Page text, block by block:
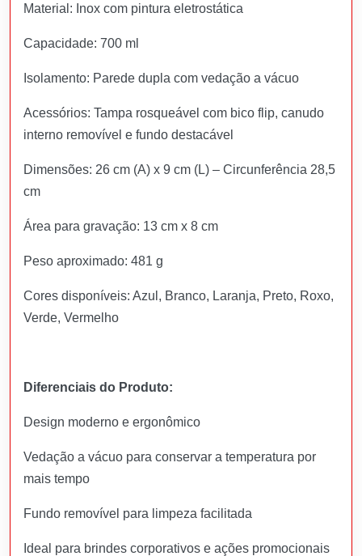
Material: Inox com pintura eletrostática
Capacidade: 700 ml
Isolamento: Parede dupla com vedação a vácuo
Acessórios: Tampa rosqueável com bico flip, canudo
interno removível e fundo destacável
Dimensões: 26 cm (A) x 9 cm (L) – Circunferência 28,5
cm
Área para gravação: 13 cm x 8 cm
Peso aproximado: 481 g
Cores disponíveis: Azul, Branco, Laranja, Preto, Roxo,
Verde, Vermelho
Diferenciais do Produto:
Design moderno e ergonômico
Vedação a vácuo para conservar a temperatura por
mais tempo
Fundo removível para limpeza facilitada
Ideal para brindes corporativos e ações promocionais